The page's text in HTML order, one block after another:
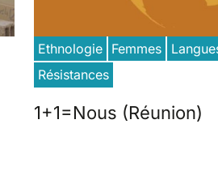
Ethnologie Femmes
Résistances
1+1=Nous (Réunion)